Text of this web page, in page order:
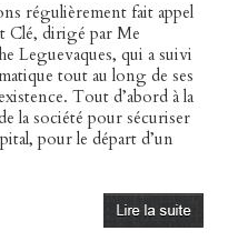
régulièrement fait appel
Clé, dirigé par Me
Leguevaques, qui a suivi
tout au long de ses
Tout d’abord à la
la société pour sécuriser
pour le départ d’un